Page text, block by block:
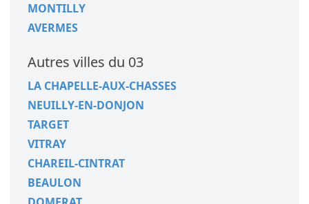
MONTILLY
AVERMES
Autres villes du 03
LA CHAPELLE-AUX-CHASSES
NEUILLY-EN-DONJON
TARGET
VITRAY
CHAREIL-CINTRAT
BEAULON